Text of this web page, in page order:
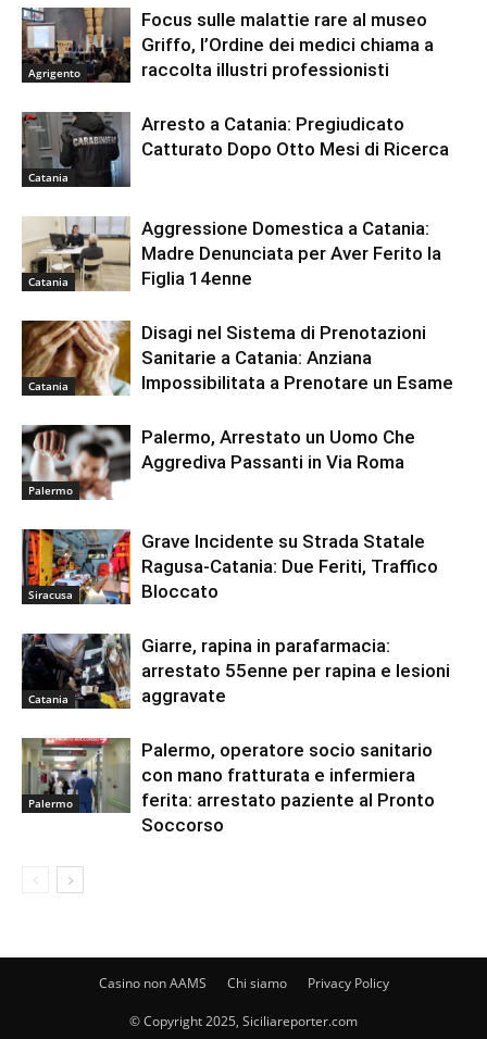
Agrigento
Focus sulle malattie rare al museo
Griffo, l’Ordine dei medici chiama a
raccolta illustri professionisti
Catania
Arresto a Catania: Pregiudicato
Catturato Dopo Otto Mesi di Ricerca
Catania
Aggressione Domestica a Catania:
Madre Denunciata per Aver Ferito la
Figlia 14enne
Catania
Disagi nel Sistema di Prenotazioni
Sanitarie a Catania: Anziana
Impossibilitata a Prenotare un Esame
Palermo
Palermo, Arrestato un Uomo Che
Aggrediva Passanti in Via Roma
Siracusa
Grave Incidente su Strada Statale
Ragusa-Catania: Due Feriti, Traffico
Bloccato
Catania
Giarre, rapina in parafarmacia:
arrestato 55enne per rapina e lesioni
aggravate
Palermo
Palermo, operatore socio sanitario
con mano fratturata e infermiera
ferita: arrestato paziente al Pronto
Soccorso
Casino non AAMS Chi siamo Privacy Policy
© Copyright 2025, Siciliareporter.com